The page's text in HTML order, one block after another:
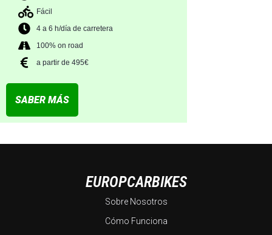
Fácil
4 a 6 h/día de carretera
100% on road
a partir de 495€
SABER MÁS
EUROPCARBIKES
Sobre Nosotros
Cómo Funciona